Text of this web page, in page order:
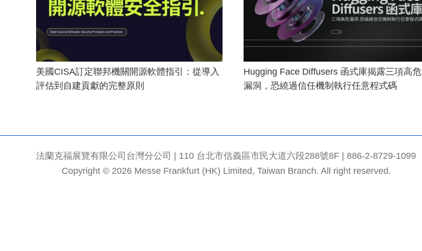
美國CISA訂定聯邦機關開源軟體指引：從導入
評估到自建貢獻的完整原則
Hugging Face Diffusers 函式庫揭露三項高危
漏洞，恐繞過信任機制執行任意程式碼
法蘭克福展覽有限公司台灣分公司 | 110 台北市信義區市民大道六段288號8F | 886-2-8729-1099
Copyright © 2026 Messe Frankfurt (HK) Limited, Taiwan Branch. All right reserved.